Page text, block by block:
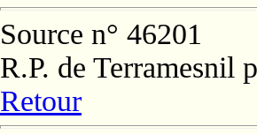
Source n° 46201
R.P. de Terramesnil
Retour